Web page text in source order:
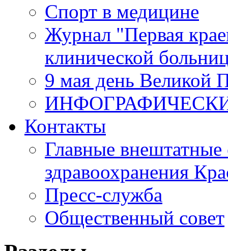
Спорт в медицине
Журнал "Первая
клинической
9 мая день Великой
Контакты
Главные внештатные
здравоохранения
Пресс-служба
Общественный совет